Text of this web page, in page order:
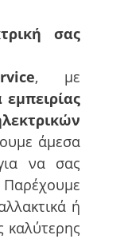
σας
, με
εμπειρίας
άμεσα
να σας
ή
καλύτερης